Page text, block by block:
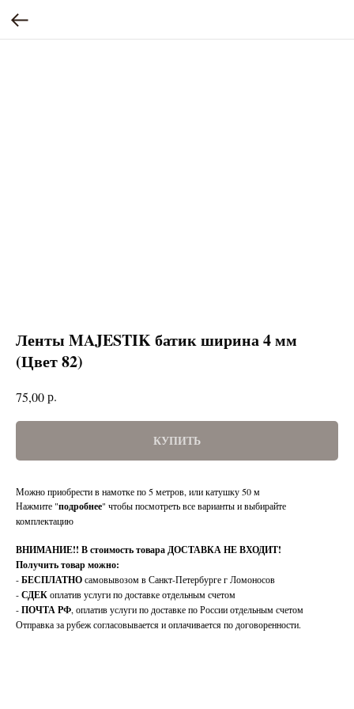
Ленты MAJESTIK батик ширина 4 мм
(Цвет 82)
75,00р.
КУПИТЬ
Можно приобрести в намотке по 5 метров, или катушку 50 м
Нажмите "подробнее" чтобы посмотреть все варианты и выбирайте
комплектацию
ВНИМАНИЕ!! В стоимость товара ДОСТАВКА НЕ ВХОДИТ!
Получить товар можно:
-БЕСПЛАТНОсамовывозом в Санкт-Петербурге г Ломоносов
-СДЕКоплатив услуги по доставке отдельным счетом
-ПОЧТА РФ, оплатив услуги по доставке по России отдельным счетом
Отправка за рубеж согласовывается и оплачивается по договоренности.